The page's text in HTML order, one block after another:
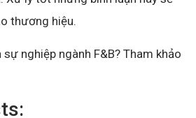
thương hiệu.
nghiệp ngành F&B? Tham khảo